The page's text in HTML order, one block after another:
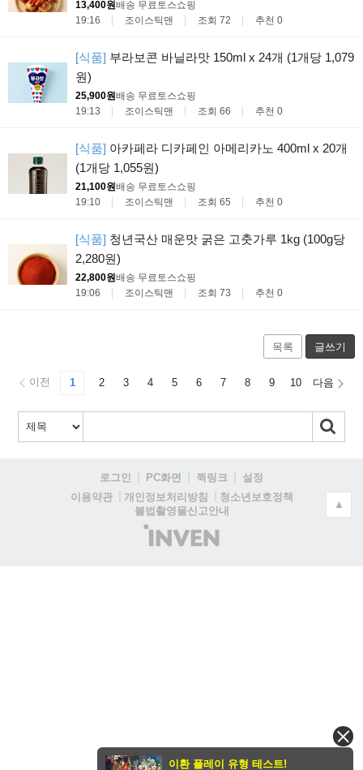
13,400원배송 무료토스쇼핑
19:16
조이스틱맨 조회 72 추천 0
[식품] 부라보콘 바닐라맛 150ml x 24개 (1개당 1,079
원)
25,900원배송 무료토스쇼핑
19:13
조이스틱맨 조회 66 추천 0
[식품] 아카페라 디카페인 아메리카노 400ml x 20개
(1개당 1,055원)
21,100원배송 무료토스쇼핑
19:10
조이스틱맨 조회 65 추천 0
[식품] 청년국산 매운맛 굵은 고춧가루 1kg (100g당
2,280원)
22,800원배송 무료토스쇼핑
19:06
조이스틱맨 조회 73 추천 0
목록 글쓰기
이전 1 2 3 4 5 6 7 8 9 10 다음
로그인 PC화면 퀵링크
설정
이용약관
개인정보처리방침
청소년보호정책
불법촬영물신고안내
(주)
인
▲
이환 플레이 유형 테스트!